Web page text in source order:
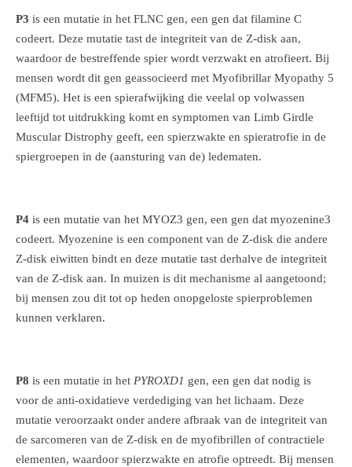
P3 is een mutatie in het FLNC gen, een gen dat filamine C
codeert. Deze mutatie tast de integriteit van de Z-disk aan,
waardoor de bestreffende spier wordt verzwakt en atrofieert. Bij
mensen wordt dit gen geassocieerd met Myofibrillar Myopathy 5
(MFM5). Het is een spierafwijking die veelal op volwassen
leeftijd tot uitdrukking komt en symptomen van Limb Girdle
Muscular Distrophy geeft, een spierzwakte en spieratrofie in de
spiergroepen in de (aansturing van de) ledematen.
P4 is een mutatie van het MYOZ3 gen, een gen dat myozenine3
codeert. Myozenine is een component van de Z-disk die andere
Z-disk eiwitten bindt en deze mutatie tast derhalve de integriteit
van de Z-disk aan. In muizen is dit mechanisme al aangetoond;
bij mensen zou dit tot op heden onopgeloste spierproblemen
kunnen verklaren.
P8 is een mutatie in het PYROXD1 gen, een gen dat nodig is
voor de anti-oxidatieve verdediging van het lichaam. Deze
mutatie veroorzaakt onder andere afbraak van de integriteit van
de sarcomeren van de Z-disk en de myofibrillen of contractiele
elementen, waardoor spierzwakte en atrofie optreedt. Bij mensen